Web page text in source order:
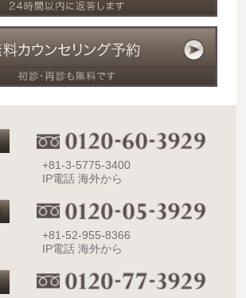
+81-3-5775-3400
IP電話 海外から
+81-52-955-8366
IP電話 海外から